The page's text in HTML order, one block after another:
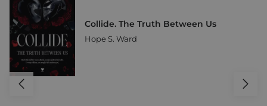
Collide. The Truth Between Us
Hope S. Ward